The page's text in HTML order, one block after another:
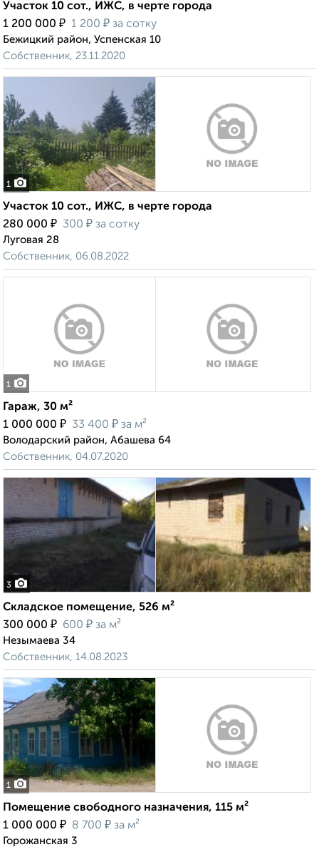
Участок 10 сот., ИЖС, в черте города
1 200 000 ₽ 1 200 ₽ за сотку
Бежицкий район, Успенская 10
Собственник, 23.11.2020
1
Участок 10 сот., ИЖС, в черте города
280 000 ₽ 300 ₽ за сотку
Луговая 28
Собственник, 06.08.2022
1
Гараж, 30 м²
1 000 000 ₽ 33 400 ₽ за м²
Володарский район, Абашева 64
Собственник, 04.07.2020
3
Складское помещение, 526 м²
300 000 ₽ 600 ₽ за м²
Незымаева 34
Собственник, 14.08.2023
1
Помещение свободного назначения, 115 м²
1 000 000 ₽ 8 700 ₽ за м²
Горожанская 3